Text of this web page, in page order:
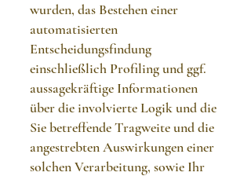
wurden, das Bestehen einer
automatisierten
Entscheidungsfindung
einschließlich Profiling und ggf.
aussagekräftige Informationen
über die involvierte Logik und die
Sie betreffende Tragweite und die
angestrebten Auswirkungen einer
solchen Verarbeitung, sowie Ihr